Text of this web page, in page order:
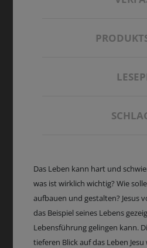
Das Leben kann hart und
was ist wirklich wichtig? Wie
aufbauen und gestalten? Jesus
das Beispiel seines Lebens
Lebensführung gelingen kann.
tieferen Blick auf das Leben